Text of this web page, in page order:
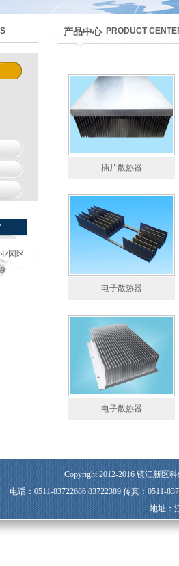
园区
产品中心PRODUCT
插片散热器
电子散热器
电子散热器
Copyright 2012-2016 镇江新区
电话：0511-83722686 83722389 传真：0511-
地址：